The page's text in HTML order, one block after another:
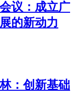
议：成立广
的新动力
：创新基础